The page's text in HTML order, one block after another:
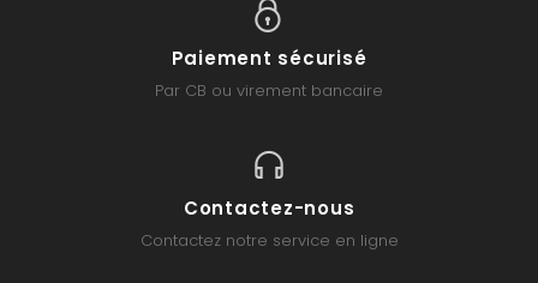
Paiement sécurisé
Par CB ou virement bancaire
Contactez-nous
Contactez notre service en ligne